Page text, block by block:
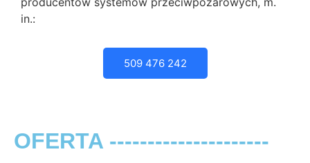
in.:
509 476 242
OFERTA ---------------------